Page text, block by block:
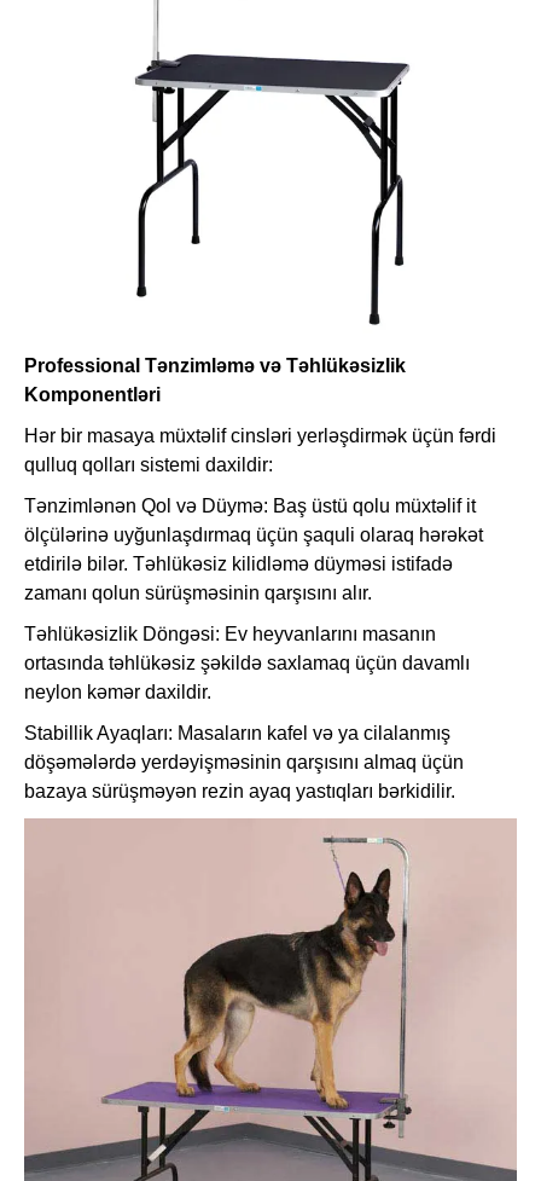
Professional Tənzimləmə və Təhlükəsizlik
Komponentləri
Hər bir masaya müxtəlif cinsləri yerləşdirmək üçün fərdi
qulluq qolları sistemi daxildir:
Tənzimlənən Qol və Düymə: Baş üstü qolu müxtəlif it
ölçülərinə uyğunlaşdırmaq üçün şaquli olaraq hərəkət
etdirilə bilər. Təhlükəsiz kilidləmə düyməsi istifadə
zamanı qolun sürüşməsinin qarşısını alır.
Təhlükəsizlik Döngəsi: Ev heyvanlarını masanın
ortasında təhlükəsiz şəkildə saxlamaq üçün davamlı
neylon kəmər daxildir.
Stabillik Ayaqları: Masaların kafel və ya cilalanmış
döşəmələrdə yerdəyişməsinin qarşısını almaq üçün
bazaya sürüşməyən rezin ayaq yastıqları bərkidilir.